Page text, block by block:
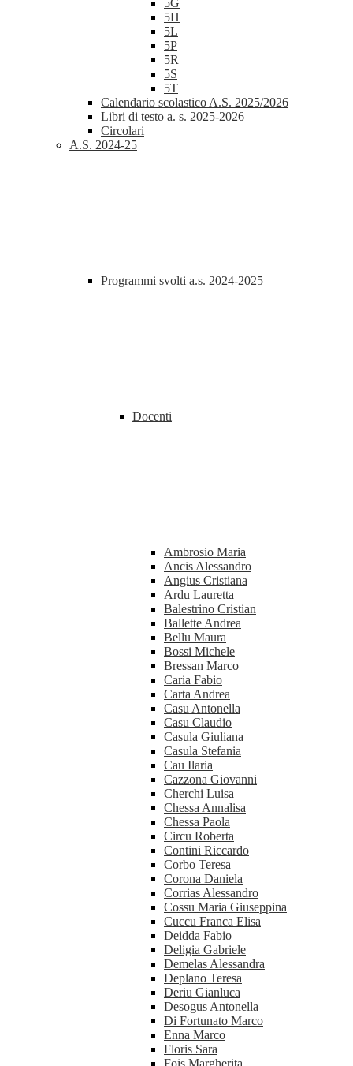
5G
5H
5L
5P
5R
5S
5T
Calendario scolastico A.S. 2025/2026
Libri di testo a. s. 2025-2026
Circolari
A.S. 2024-25
Programmi svolti a.s. 2024-2025
Docenti
Ambrosio Maria
Ancis Alessandro
Angius Cristiana
Ardu Lauretta
Balestrino Cristian
Ballette Andrea
Bellu Maura
Bossi Michele
Bressan Marco
Caria Fabio
Carta Andrea
Casu Antonella
Casu Claudio
Casula Giuliana
Casula Stefania
Cau Ilaria
Cazzona Giovanni
Cherchi Luisa
Chessa Annalisa
Chessa Paola
Circu Roberta
Contini Riccardo
Corbo Teresa
Corona Daniela
Corrias Alessandro
Cossu Maria Giuseppina
Cuccu Franca Elisa
Deidda Fabio
Deligia Gabriele
Demelas Alessandra
Deplano Teresa
Deriu Gianluca
Desogus Antonella
Di Fortunato Marco
Enna Marco
Floris Sara